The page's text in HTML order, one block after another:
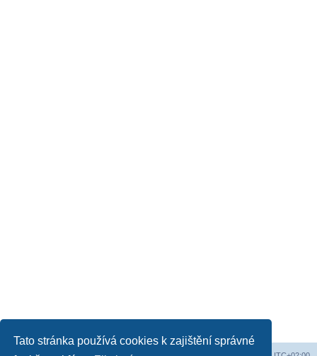
Tato stránka používá cookies k zajištění správné